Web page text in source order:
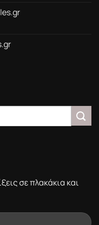
σε πλακάκια και